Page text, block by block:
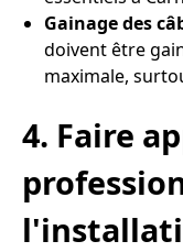
Gainage des
doivent être
maximale,
4. Faire